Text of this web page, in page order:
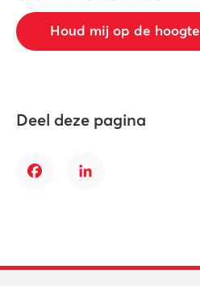
Houd mij op de hoogte
Deel deze pagina
FacebookLinkedIn